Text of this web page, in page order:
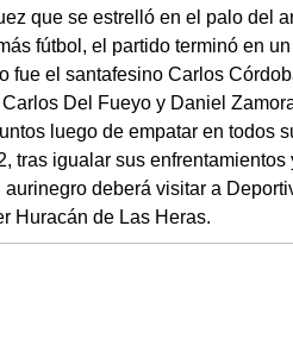
que se estrelló en el palo del
fútbol, el partido terminó en
fue el santafesino Carlos
Del Fueyo y Daniel
luego de empatar en todos
tras igualar sus
deberá visitar a
Huracán de Las Heras.